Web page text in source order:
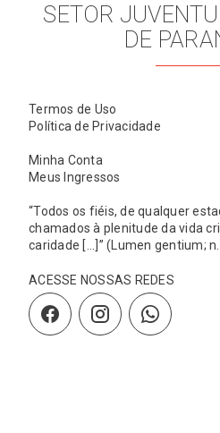
SETOR
DE
Termos de Uso
Política de Privacidade
Minha Conta
Meus Ingressos
“Todos os fiéis, de qualquer
chamados à plenitude da vida
caridade [...]” (Lumen gentium;
ACESSE NOSSAS REDES